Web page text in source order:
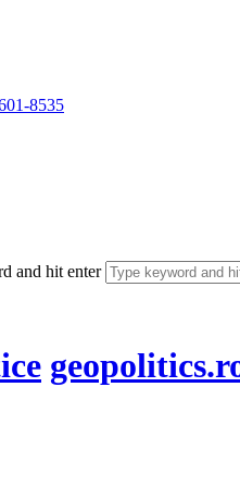
8535
and hit enter